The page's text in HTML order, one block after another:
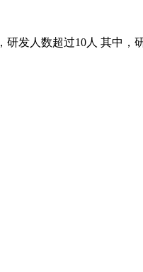
发人数超过10人 其中